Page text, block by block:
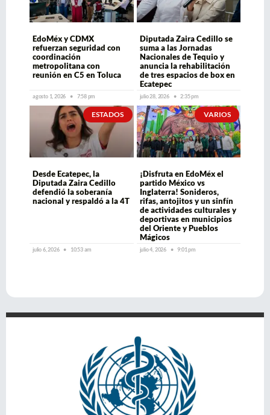
EdoMéx y CDMX
refuerzan seguridad con
coordinación
metropolitana con
reunión en C5 en Toluca
agosto 1, 2026 7:58 pm
Diputada Zaira Cedillo se
suma a las Jornadas
Nacionales de Tequio y
anuncia la rehabilitación
de tres espacios de box en
Ecatepec
julio 28, 2026 2:35 pm
ESTADOS
Desde Ecatepec, la
Diputada Zaira Cedillo
defendió la soberanía
nacional y respaldó a la 4T
julio 6, 2026 10:53 am
VARIOS
¡Disfruta en EdoMéx el
partido México vs
Inglaterra! Sonideros,
rifas, antojitos y un sinfín
de actividades culturales y
deportivas en municipios
del Oriente y Pueblos
Mágicos
julio 4, 2026 9:01 pm